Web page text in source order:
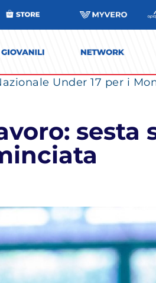
Under 17 per i
sesta